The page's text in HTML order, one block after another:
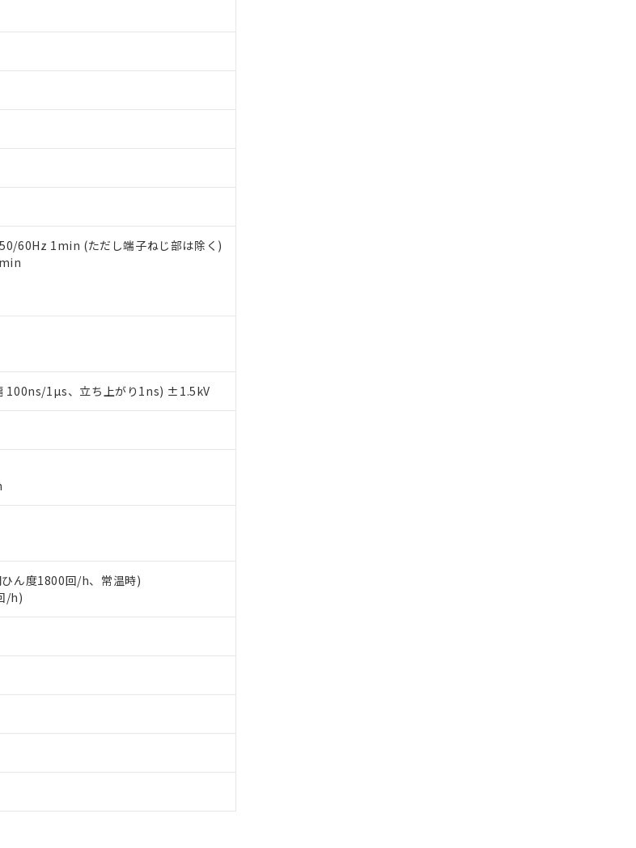
60Hz 1min (ただし端子ねじ部は除く)
100ns/1µs、立ち上がり1ns) ±1.5kV
ん度1800回/h、常温時)
/h)
えご利用ください。
業取扱商品の当社在庫状況および標準価格(税抜)を提供させていただ
は、本サービスの対象外となる商品もあることをご了承ください。
は、記載している更新日時点での社内データに基づき作成されるも
際の在庫および標準価格とは異なる場合があることをご了承くださ
お客様のお取引先、またはお客様担当のオムロン制御機器販売店・
売拠点は「
社の事前の承諾なく第三者に漏洩または開示しないようお願いしま
成サービス）をご利用いただくには、I-Webメンバーズにご登録され
るお客様との取引・商談に必要な範囲で利用することをご了承くだ
）の非含有に対応した製品が提供可能な商品です。
）の非含有に非対応の商品で、対応品を出す予定はありません。
）の非含有の対応状況を調査中または確認中の商品です。
有害物質有無と関係のない商品です。
ていたものが、含有品と判明した場合などやむを得ず変更すること
カドミウム(Cd) 100ppm以下、
ル (DIBP) 1000ppm以下
予定月が前後することがあります。
ることができます。
明書
するもので、過去に遡って非含有を証明するものではありません。
類４物質の対応では、対応完了までの期間は出荷製品に未対応品が
載しておりました。
了していることから、特段のことがない限り、2022年1月12日よ
の基準値以下であることを示します。
の基準値を超えていることを示します。
問い合わせください。
ドミウム) : 100ppm、
フェニル類) : 1000ppm、 PBDEs(ポリ臭化ジフェニルエーテル類) : 1000ppm、
ル酸ジイソブチル) : 1000ppm、 BBP(フタル酸ブチルベンジル) : 1000ppm、
が基準値以下であることを示します。
害物質が外部に漏えいし、環境に深刻な影響を及ぼさない年数を意
お問い合わせください。
外国為替および外国貿易法に定める商品（以下｢規制貨物等」とい
る場合は、日本国政府の輸出許可(または役務取引許可)を取得する
、完全に破砕するなど、違法に輸出されないよう必要な手段を講じ
イル、化学兵器、生物兵器またはその他武器並びにこれらの製造装
する場合は、上記1、2および3の内容を当該第三者に通知します。
係わる関係者が違法に輸出するおそれがある場合は、取り引きをい
意する
り
いては、お客様のお取引先、またはお客様担当のオムロン制御
の情報を公開していない機種